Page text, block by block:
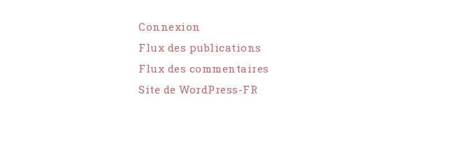
Connexion
Flux des publications
Flux des commentaires
Site de WordPress-FR